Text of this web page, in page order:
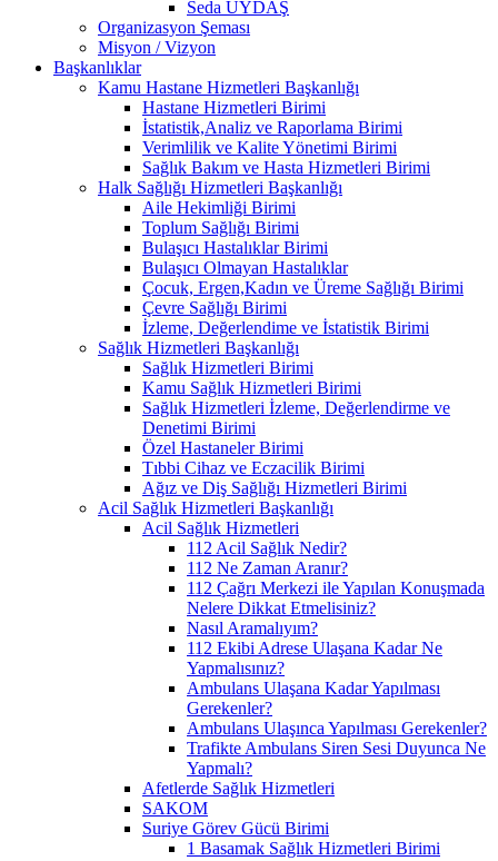
Seda UYDAŞ
Organizasyon Şeması
Misyon / Vizyon
Başkanlıklar
Kamu Hastane Hizmetleri Başkanlığı
Hastane Hizmetleri Birimi
İstatistik,Analiz ve Raporlama Birimi
Verimlilik ve Kalite Yönetimi Birimi
Sağlık Bakım ve Hasta Hizmetleri Birimi
Halk Sağlığı Hizmetleri Başkanlığı
Aile Hekimliği Birimi
Toplum Sağlığı Birimi
Bulaşıcı Hastalıklar Birimi
Bulaşıcı Olmayan Hastalıklar
Çocuk, Ergen,Kadın ve Üreme Sağlığı Birimi
Çevre Sağlığı Birimi
İzleme, Değerlendime ve İstatistik Birimi
Sağlık Hizmetleri Başkanlığı
Sağlık Hizmetleri Birimi
Kamu Sağlık Hizmetleri Birimi
Sağlık Hizmetleri İzleme, Değerlendirme ve
Denetimi Birimi
Özel Hastaneler Birimi
Tıbbi Cihaz ve Eczacilik Birimi
Ağız ve Diş Sağlığı Hizmetleri Birimi
Acil Sağlık Hizmetleri Başkanlığı
Acil Sağlık Hizmetleri
112 Acil Sağlık Nedir?
112 Ne Zaman Aranır?
112 Çağrı Merkezi ile Yapılan Konuşmada
Nelere Dikkat Etmelisiniz?
Nasıl Aramalıyım?
112 Ekibi Adrese Ulaşana Kadar Ne
Yapmalısınız?
Ambulans Ulaşana Kadar Yapılması
Gerekenler?
Ambulans Ulaşınca Yapılması Gerekenler?
Trafikte Ambulans Siren Sesi Duyunca Ne
Yapmalı?
Afetlerde Sağlık Hizmetleri
SAKOM
Suriye Görev Gücü Birimi
1 Basamak Sağlık Hizmetleri Birimi